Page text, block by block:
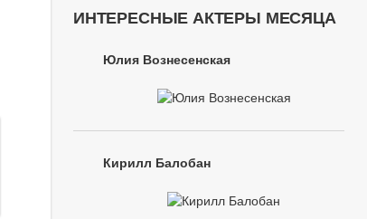
ИНТЕРЕСНЫЕ АКТЕРЫ МЕСЯЦА
Юлия Вознесенская
Кирилл Балобан